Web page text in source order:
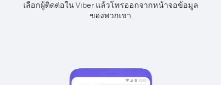
เลือกผู้ติดต่อใน Viber แล้วโทรออกจากหน้าจอข้อมูล
ของพวกเขา